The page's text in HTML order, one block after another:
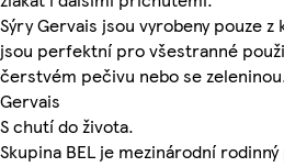
Sýry Gervais jsou vyrobeny pouze
jsou perfektní pro všestranné
čerstvém pečivu nebo se
Gervais
S chutí do života.
Skupina BEL je mezinárodní